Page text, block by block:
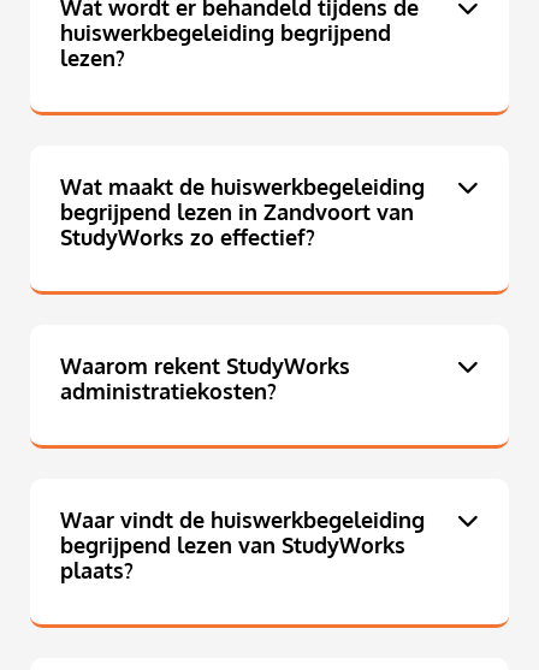
Wat wordt er behandeld tijdens de
huiswerkbegeleiding begrijpend
lezen?
Wat maakt de huiswerkbegeleiding
begrijpend lezen in Zandvoort van
StudyWorks zo effectief?
Waarom rekent StudyWorks
administratiekosten?
Waar vindt de huiswerkbegeleiding
begrijpend lezen van StudyWorks
plaats?